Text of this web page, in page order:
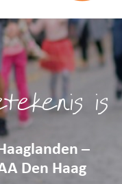
is
–
Den Haag